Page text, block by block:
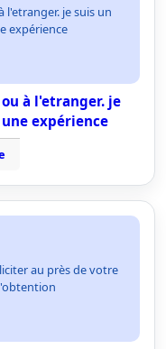
l'etranger. je suis un
expérience
à l'etranger. je
expérience
au près de votre